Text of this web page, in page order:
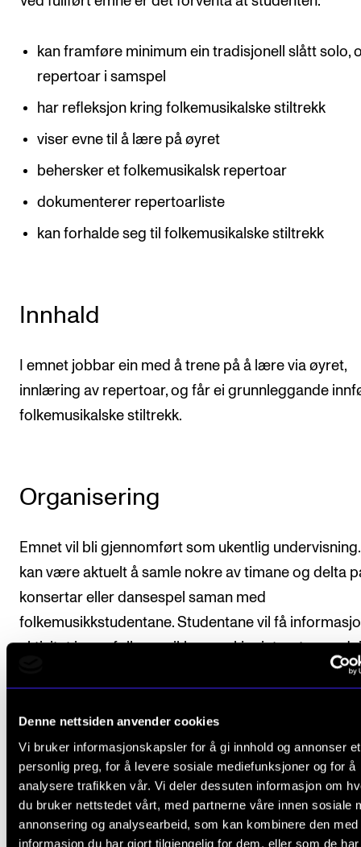
Denne nettsiden anvender cookies
Vi bruker informasjonskapsler for å gi innhold og annonser et
personlig preg, for å levere sosiale mediefunksjoner og for å
analysere trafikken vår. Vi deler dessuten informasjon om
du bruker nettstedet vårt, med partnerne våre innen sosiale
annonsering og analysearbeid, som kan kombinere den med
informasjon du har gjort tilgjengelig for dem, eller som de
kan framføre minimum ein tradisjonell slått solo,
repertoar i samspel
har refleksjon kring folkemusikalske stiltrekk
viser evne til å lære på øyret
behersker et folkemusikalsk repertoar
dokumenterer repertoarliste
kan forhalde seg til folkemusikalske stiltrekk
Innhald
I emnet jobbar ein med å trene på å lære via øyret,
innlæring av repertoar, og får ei grunnleggande
folkemusikalske stiltrekk.
Organisering
Emnet vil bli gjennomført som ukentlig
kan være aktuelt å samle nokre av timane og delta
konsertar eller dansespel saman med
folkemusikkstudentane. Studentane vil få
aktivitet innan folkemusikk som skjer internt, som
Arbeidskrav
Det er obligatorisk, aktiv deltaking i
Dette inneber at fråvær på meir enn 20